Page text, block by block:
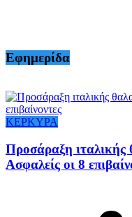
Εφημερίδα
ΚΕΡΚΥΡΑ
Προσάραξη
Ασφαλείς οι 8